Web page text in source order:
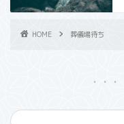
HOME 葬儀場待ち